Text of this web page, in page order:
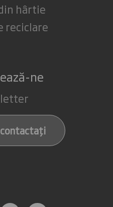
hârtie
reciclare
ne
contactați